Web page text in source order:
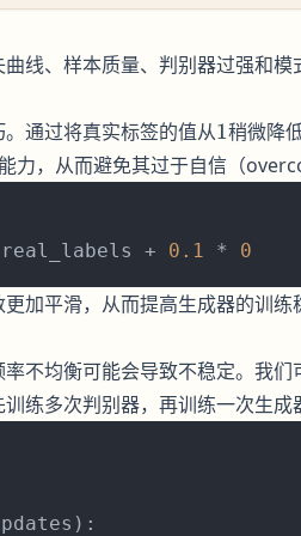
线、样本质量、判别器过强和
通过将真实标签的值从1
1稍微降
力，从而避免其过于自信（
+ 0.1 * 0
加平滑，从而提高生成器的训练
不均衡可能会导致不稳定。我
练多次判别器，再训练一次生成